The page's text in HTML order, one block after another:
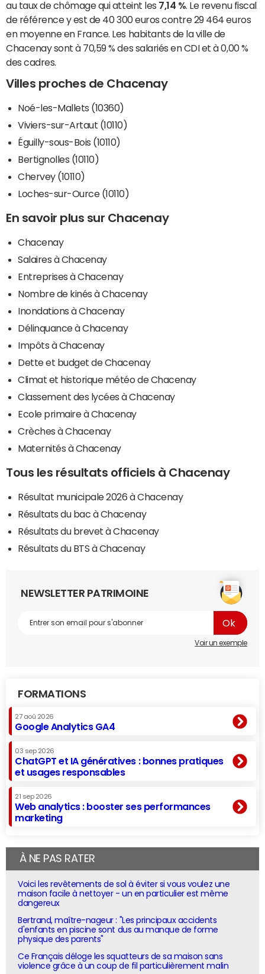
au taux de chômage qui atteint les 7,14 % . Le revenu fiscal
de référence y est de 40 300 euros contre 29 464 euros
en moyenne en France. Les habitants de la ville de
Chacenay sont à 70,59 % des salariés en CDI et à 0,00 %
des cadres.
Villes proches de Chacenay
Noé-les-Mallets (10360)
Viviers-sur-Artaut (10110)
Éguilly-sous-Bois (10110)
Bertignolles (10110)
Chervey (10110)
Loches-sur-Ource (10110)
En savoir plus sur Chacenay
Chacenay
Salaires à Chacenay
Entreprises à Chacenay
Nombre de kinés à Chacenay
Inondations à Chacenay
Délinquance à Chacenay
Impôts à Chacenay
Dette et budget de Chacenay
Climat et historique météo de Chacenay
Classement des lycées à Chacenay
Ecole primaire à Chacenay
Crèches à Chacenay
Maternités à Chacenay
Tous les résultats officiels à Chacenay
Résultat municipale 2026 à Chacenay
Résultats du bac à Chacenay
Résultats du brevet à Chacenay
Résultats du BTS à Chacenay
NEWSLETTER PATRIMOINE
Voir un exemple
FORMATIONS
27 aoû 2026
Google Analytics GA4
03 sep 2026
ChatGPT et IA génératives : bonnes pratiques
et usages responsables
21 sep 2026
Web analytics : booster ses performances
marketing
À NE PAS RATER
Voici les revêtements de sol à éviter si vous voulez une
maison facile à nettoyer - un en particulier est même
dangereux
Bertrand, maître-nageur : "Les principaux accidents
d'enfants en piscine sont dus au manque de forme
physique des parents"
Ce Français déloge les squatteurs de sa maison sans
violence grâce à un coup de fil particulièrement malin